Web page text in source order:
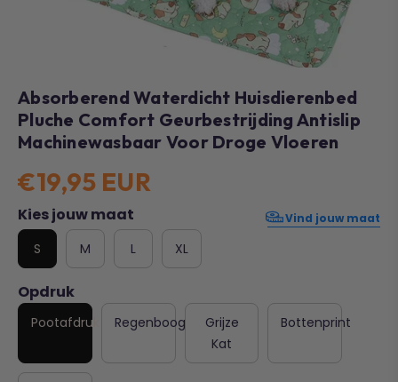
Absorberend Waterdicht Huisdierenbed
Pluche Comfort Geurbestrijding Antislip
Machinewasbaar Voor Droge Vloeren
€19,95 EUR
Kies jouw maat Vind jouw maat
S M L XL
Opdruk
Pootafdruk Regenboog
Grijze
Kat
Bottenprint